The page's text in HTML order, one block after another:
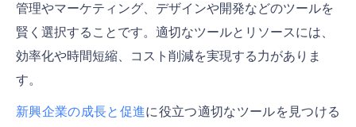
管理やマーケティング、デザインや開発などのツールを
賢く選択することです。適切なツールとリソースには、
効率化や時間短縮、コスト削減を実現する力がありま
す。
新興企業の成長と促進に役立つ適切なツールを見つける